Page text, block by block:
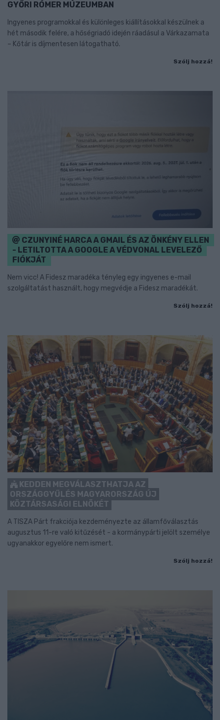
GYŐRI RÓMER MÚZEUMBAN
Ingyenes programokkal és különleges kiállításokkal készülnek a
hét második felére, a hőségriadó idején ráadásul a Várkazamata
– Kőtár is díjmentesen látogatható.
Szólj hozzá!
CZUNYINÉ HARCA A GMAIL ÉS AZ ÖNKÉNY ELLEN
- LETILTOTTA A GOOGLE A VÉDVONAL LEVELEZŐ
FIÓKJÁT
Nem vicc! A Fidesz maradéka tényleg egy ingyenes e-mail
szolgáltatást használt, hogy megvédje a Fidesz maradékát.
Szólj hozzá!
KEDDEN MEGVÁLASZTHATJA AZ
ORSZÁGGYŰLÉS MAGYARORSZÁG ÚJ
KÖZTÁRSASÁGI ELNÖKÉT
A TISZA Párt frakciója kezdeményezte az államfőválasztás
augusztus 11-re való kitűzését - a kormánypárti jelölt személye
ugyanakkor egyelőre nem ismert.
Szólj hozzá!